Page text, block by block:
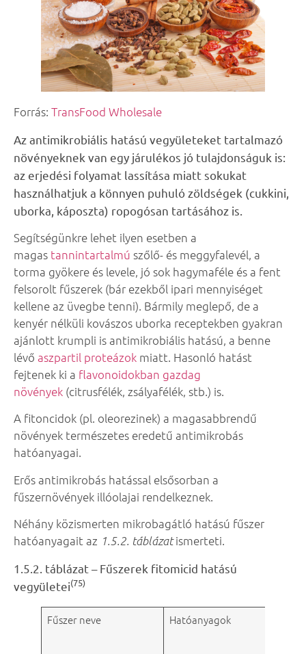
Forrás: TransFood Wholesale
Az antimikrobiális hatású vegyületeket tartalmazó
növényeknek van egy járulékos jó tulajdonságuk is:
az erjedési folyamat lassítása miatt sokukat
használhatjuk a könnyen puhuló zöldségek (cukkini,
uborka, káposzta) ropogósan tartásához is.
Segítségünkre lehet ilyen esetben a
magas tannintartalmú szőlő- és meggyfalevél, a
torma gyökere és levele, jó sok hagymaféle és a fent
felsorolt fűszerek (bár ezekből ipari mennyiséget
kellene az üvegbe tenni). Bármily meglepő, de a
kenyér nélküli kovászos uborka receptekben gyakran
ajánlott krumpli is antimikrobiális hatású, a benne
lévő aszpartil proteázok miatt. Hasonló hatást
fejtenek ki a flavonoidokban gazdag
növények (citrusfélék, zsályafélék, stb.) is.
A fitoncidok (pl. oleorezinek) a magasabbrendű
növények természetes eredetű antimikrobás
hatóanyagai.
Erős antimikrobás hatással elsősorban a
fűszernövények illóolajai rendelkeznek.
Néhány közismerten mikrobagátló hatású fűszer
hatóanyagait az 1.5.2. táblázatismerteti.
1.5.2. táblázat – Fűszerek fitomicid hatású
vegyületei(75)
Fűszer neve Hatóanyagok